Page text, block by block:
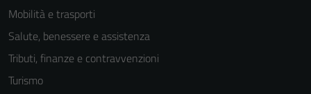
Mobilità e trasporti
Salute, benessere e assistenza
Tributi, finanze e contravvenzioni
Turismo